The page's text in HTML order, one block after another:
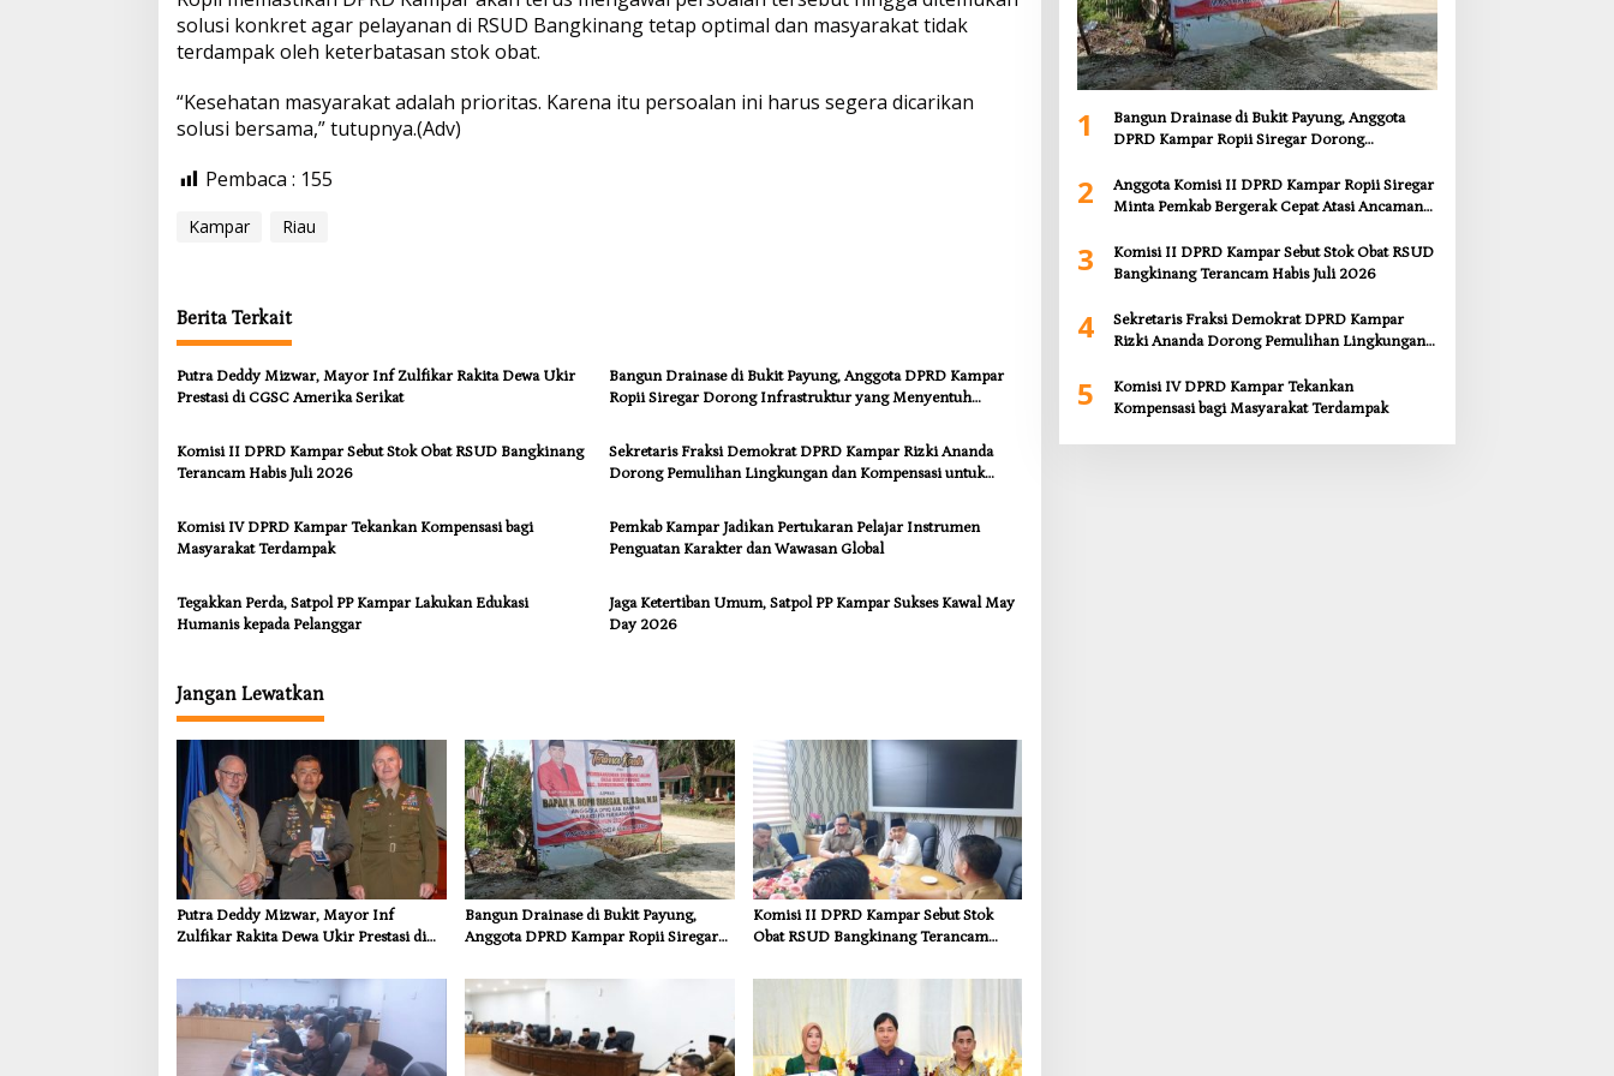
m
p
a
D
h
solusi konkret agar pelayanan di RSUD Bangkinang tetap optimal dan masyarakat tidak
terdampak oleh keterbatasan stok obat.
“Kesehatan masyarakat adalah prioritas. Karena itu persoalan ini harus segera dicarikan
solusi bersama,” tutupnya.(Adv)
Pembaca : 155
Kampar Riau
Berita Terkait
Putra Deddy Mizwar, Mayor Inf Zulfikar Rakita Dewa Ukir
Prestasi di CGSC Amerika Serikat
Bangun Drainase di Bukit Payung, Anggota DPRD Kampar
Ropii Siregar Dorong Infrastruktur yang Menyentuh
Komisi II DPRD Kampar Sebut Stok Obat RSUD Bangkinang
Terancam Habis Juli 2026
Sekretaris Fraksi Demokrat DPRD Kampar Rizki Ananda
Dorong Pemulihan Lingkungan dan Kompensasi untuk
Komisi IV DPRD Kampar Tekankan Kompensasi bagi
Masyarakat Terdampak
Pemkab Kampar Jadikan Pertukaran Pelajar Instrumen
Penguatan Karakter dan Wawasan Global
Tegakkan Perda, Satpol PP Kampar Lakukan Edukasi
Humanis kepada Pelanggar
Jaga Ketertiban Umum, Satpol PP Kampar Sukses Kawal May
Day 2026
Jangan Lewatkan
Putra Deddy Mizwar, Mayor Inf
Zulfikar Rakita Dewa Ukir Prestasi di
Bangun Drainase di Bukit Payung,
Anggota DPRD Kampar Ropii Siregar
Kebutuhan Dasar
Komisi II DPRD Kampar Sebut Stok
Obat RSUD Bangkinang Terancam
1
Bangun Drainase di Bukit Payung, Anggota
DPRD Kampar Ropii Siregar Dorong
Dasar
2
Anggota Komisi II DPRD Kampar Ropii Siregar
Minta Pemkab Bergerak Cepat Atasi Ancaman
Dihati
3
Komisi II DPRD Kampar Sebut Stok Obat RSUD
Bangkinang Terancam Habis Juli 2026
4
Sekretaris Fraksi Demokrat DPRD Kampar
Rizki Ananda Dorong Pemulihan Lingkungan
5
Komisi IV DPRD Kampar Tekankan
Kompensasi bagi Masyarakat Terdampak